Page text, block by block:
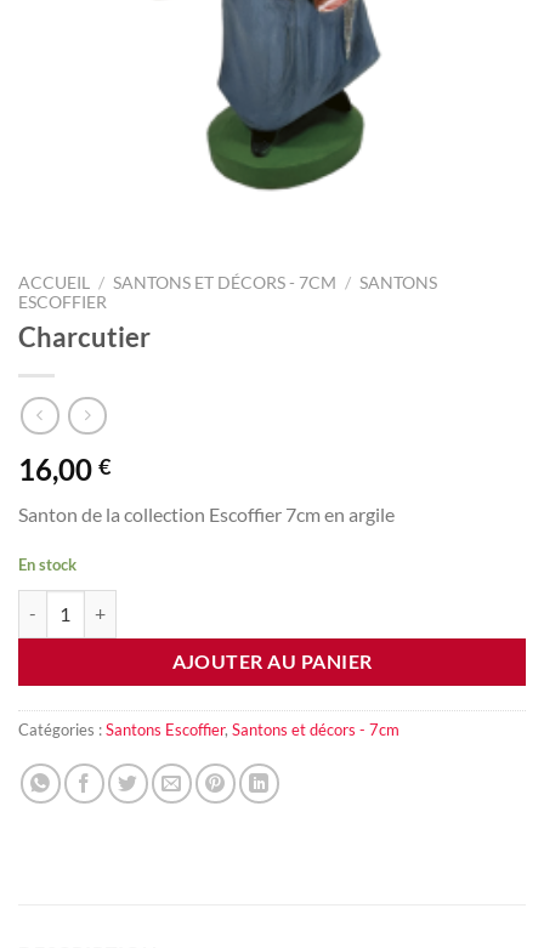
ACCUEIL / SANTONS ET DÉCORS - 7CM / SANTONS
ESCOFFIER
Charcutier
16,00 €
Santon de la collection Escoffier 7cm en argile
En stock
AJOUTER AU PANIER
Catégories :Santons Escoffier, Santons et décors - 7cm